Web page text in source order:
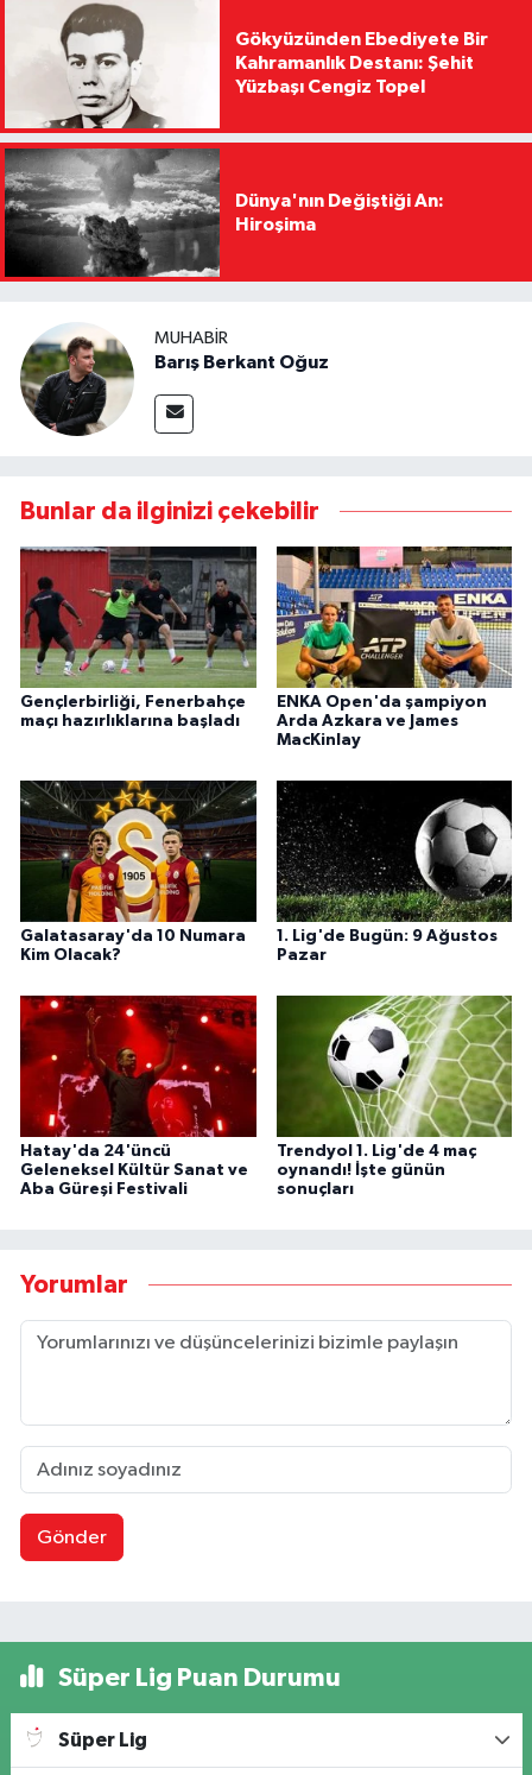
Gökyüzünden Ebediyete Bir
Kahramanlık Destanı: Şehit
Yüzbaşı Cengiz Topel
Dünya'nın Değiştiği An:
Hiroşima
MUHABIR
Barış Berkant Oğuz
Bunlar da ilginizi çekebilir
Gençlerbirliği, Fenerbahçe
maçı hazırlıklarına başladı
ENKA Open'da şampiyon
Arda Azkara ve James
MacKinlay
Galatasaray'da 10 Numara
Kim Olacak?
1. Lig'de Bugün: 9 Ağustos
Pazar
Hatay'da 24'üncü
Geleneksel Kültür Sanat ve
Aba Güreşi Festivali
Trendyol 1. Lig'de 4 maç
oynandı! İşte günün
sonuçları
Yorumlar
Gönder
Süper Lig Puan Durumu
Süper Lig